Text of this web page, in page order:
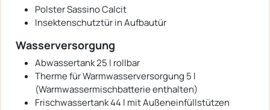
Polster Sassino Calcit
Insektenschutztür in Aufbautür
Wasserversorgung
Abwassertank 25 l rollbar
Therme für Warmwasserversorgung 5 l
(Warmwassermischbatterie enthalten)
Frischwassertank 44 l mit Außeneinfüllstützen